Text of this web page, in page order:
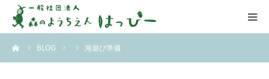
BLOG 海遊び準備
はっぴーについて